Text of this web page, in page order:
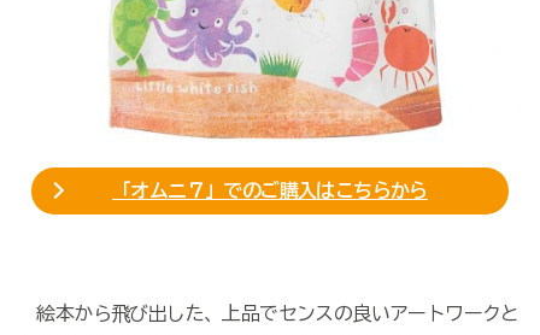
「オムニ７」でのご購入はこちらから
絵本から飛び出した、上品でセンスの良いアートワークと